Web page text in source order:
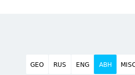
GEO RUS ENG ABH